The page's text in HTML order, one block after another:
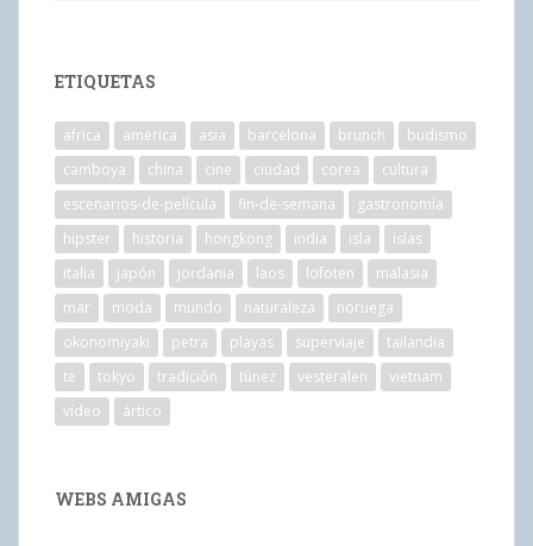
ETIQUETAS
africa america asia barcelona brunch
budismo
camboya
china cine ciudad corea
cultura
escenarios-de-película
fin-de-semana
gastronomía
hipster
historia hongkong india isla
islas
italia
japón jordania laos lofoten
malasia
mar
moda mundo naturaleza
noruega
okonomiyaki
petra playas superviaje
tailandia
te
tokyo tradición túnez vesteralen
vietnam
vídeo
ártico
WEBS AMIGAS